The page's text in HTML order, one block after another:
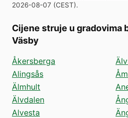
2026-08-07 (CEST).
Cijene struje u gradovima
Väsby
Åkersberga
Alingsås
Älmhult
Älvdalen
Alvesta